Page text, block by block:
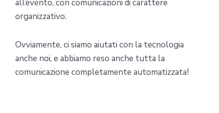
all’evento, con comunicazioni di carattere
organizzativo.
Ovviamente, ci siamo aiutati con la tecnologia
anche noi, e abbiamo reso anche tutta la
comunicazione completamente automatizzata!